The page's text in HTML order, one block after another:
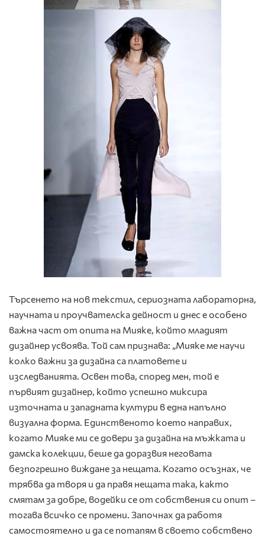
Търсенето на нов текстил, сериозната лабораторна,
научната и проучвателска дейност и днес е особено
важна част от опита на Мияке, който младият
дизайнер усвоява. Той сам признава: „Мияке ме научи
колко важни за дизайна са платовете и
изследванията. Освен това, според мен, той е
първият дизайнер, който успешно миксира
източната и западната култури в една напълно
визуална форма. Единственото което направих,
когато Мияке ми се довери за дизайна на мъжката и
дамска колекции, беше да доразвия неговата
безпогрешно виждане за нещата. Когато осъзнах, че
трябва да творя и да правя нещата така, както
смятам за добре, водейки се от собствения си опит –
тогава всичко се промени. Започнах да работя
самостоятелно и да се потапям в своето собствено